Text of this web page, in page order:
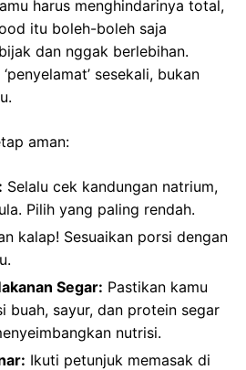
harus menghindarinya total,
itu boleh-boleh saja
dan nggak berlebihan.
sesekali, bukan
aman:
Selalu cek kandungan natrium,
Pilih yang paling rendah.
kalap! Sesuaikan porsi dengan
Segar: Pastikan kamu
buah, sayur, dan protein segar
nutrisi.
Ikuti petunjuk memasak di